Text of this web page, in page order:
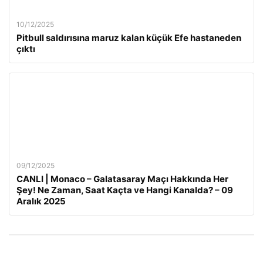
10/12/2025
Pitbull saldırısına maruz kalan küçük Efe hastaneden
çıktı
09/12/2025
CANLI | Monaco – Galatasaray Maçı Hakkında Her
Şey! Ne Zaman, Saat Kaçta ve Hangi Kanalda? – 09
Aralık 2025